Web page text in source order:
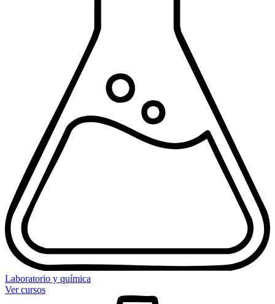
Laboratorio y química
Ver cursos